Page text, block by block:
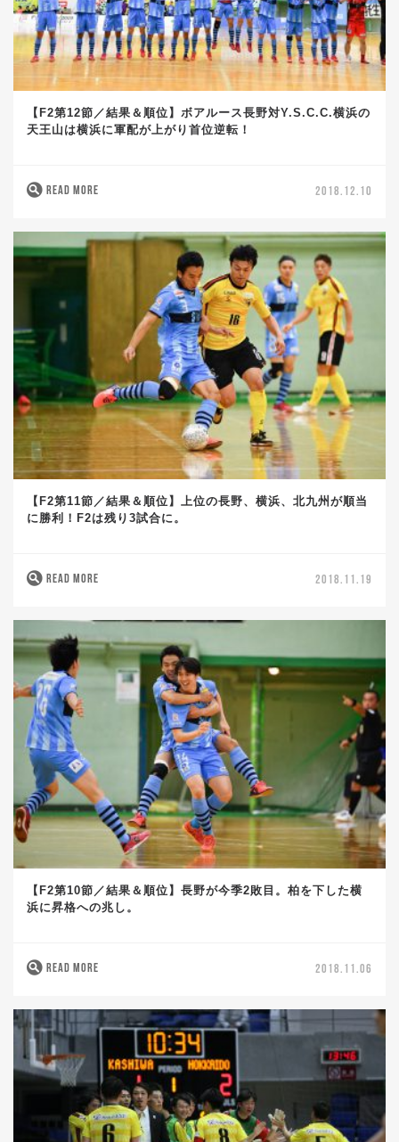
【F2第12節／結果＆順位】ボアルース長野対Y.S.C.C.横浜の
天王山は横浜に軍配が上がり首位逆転！
READ MORE 2018.12.10
【F2第11節／結果＆順位】上位の長野、横浜、北九州が順当
に勝利！F2は残り3試合に。
READ MORE 2018.11.19
【F2第10節／結果＆順位】長野が今季2敗目。柏を下した横
浜に昇格への兆し。
READ MORE 2018.11.06